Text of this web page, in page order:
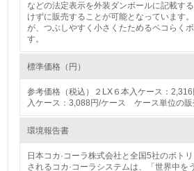
27.
<L1> パンフレットやホームページ等で、自
<L2>「２．環境への取り組み」に関する現
などの法定表示を外装ダンボールに記載す
けずに販売することが可能となっています
が、つぶしやすく小さくたためるペコらく
す。
標準価格（円）
参考価格（税込）２LX６本入ケース：
入ケース：3,088円/ケース ケース単位の販
環境報告書
日本コカ·コーラ株式会社と全国5社のボト
されるコカ·コーラシステムは、「世界中を